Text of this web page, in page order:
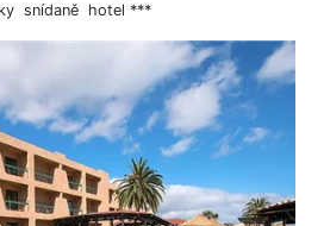
snídaně hotel ***